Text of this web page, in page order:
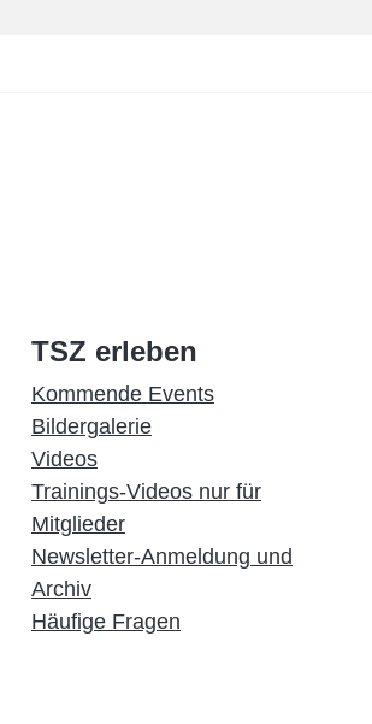
TSZ erleben
Kommende Events
Bildergalerie
Videos
Trainings-Videos nur für
Mitglieder
Newsletter-Anmeldung und
Archiv
Häufige Fragen